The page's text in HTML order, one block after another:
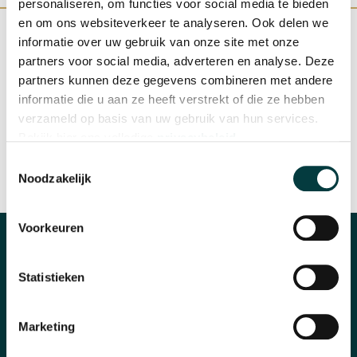
personaliseren, om functies voor social media te bieden
en om ons websiteverkeer te analyseren. Ook delen we
informatie over uw gebruik van onze site met onze
partners voor social media, adverteren en analyse. Deze
partners kunnen deze gegevens combineren met andere
informatie die u aan ze heeft verstrekt of die ze hebben
verzameld op basis van uw gebruik van hun services.
Noodzakelijk
Voorkeuren
Statistieken
Marketing
WINKEL IN NIJMEGEN OFFICIEEL VERKOOPPUNT
SNELLE REACTIE INRUILEN HORLOGE
Banden en accessoires